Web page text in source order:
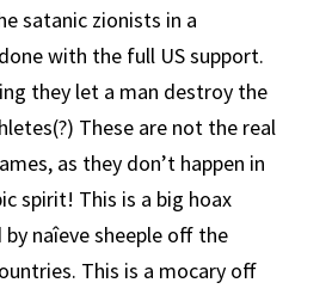
satanic zionists in a
with the full US support.
they let a man destroy the
These are not the real
as they don’t happen in
spirit! This is a big hoax
naîeve sheeple off the
This is a mocary off